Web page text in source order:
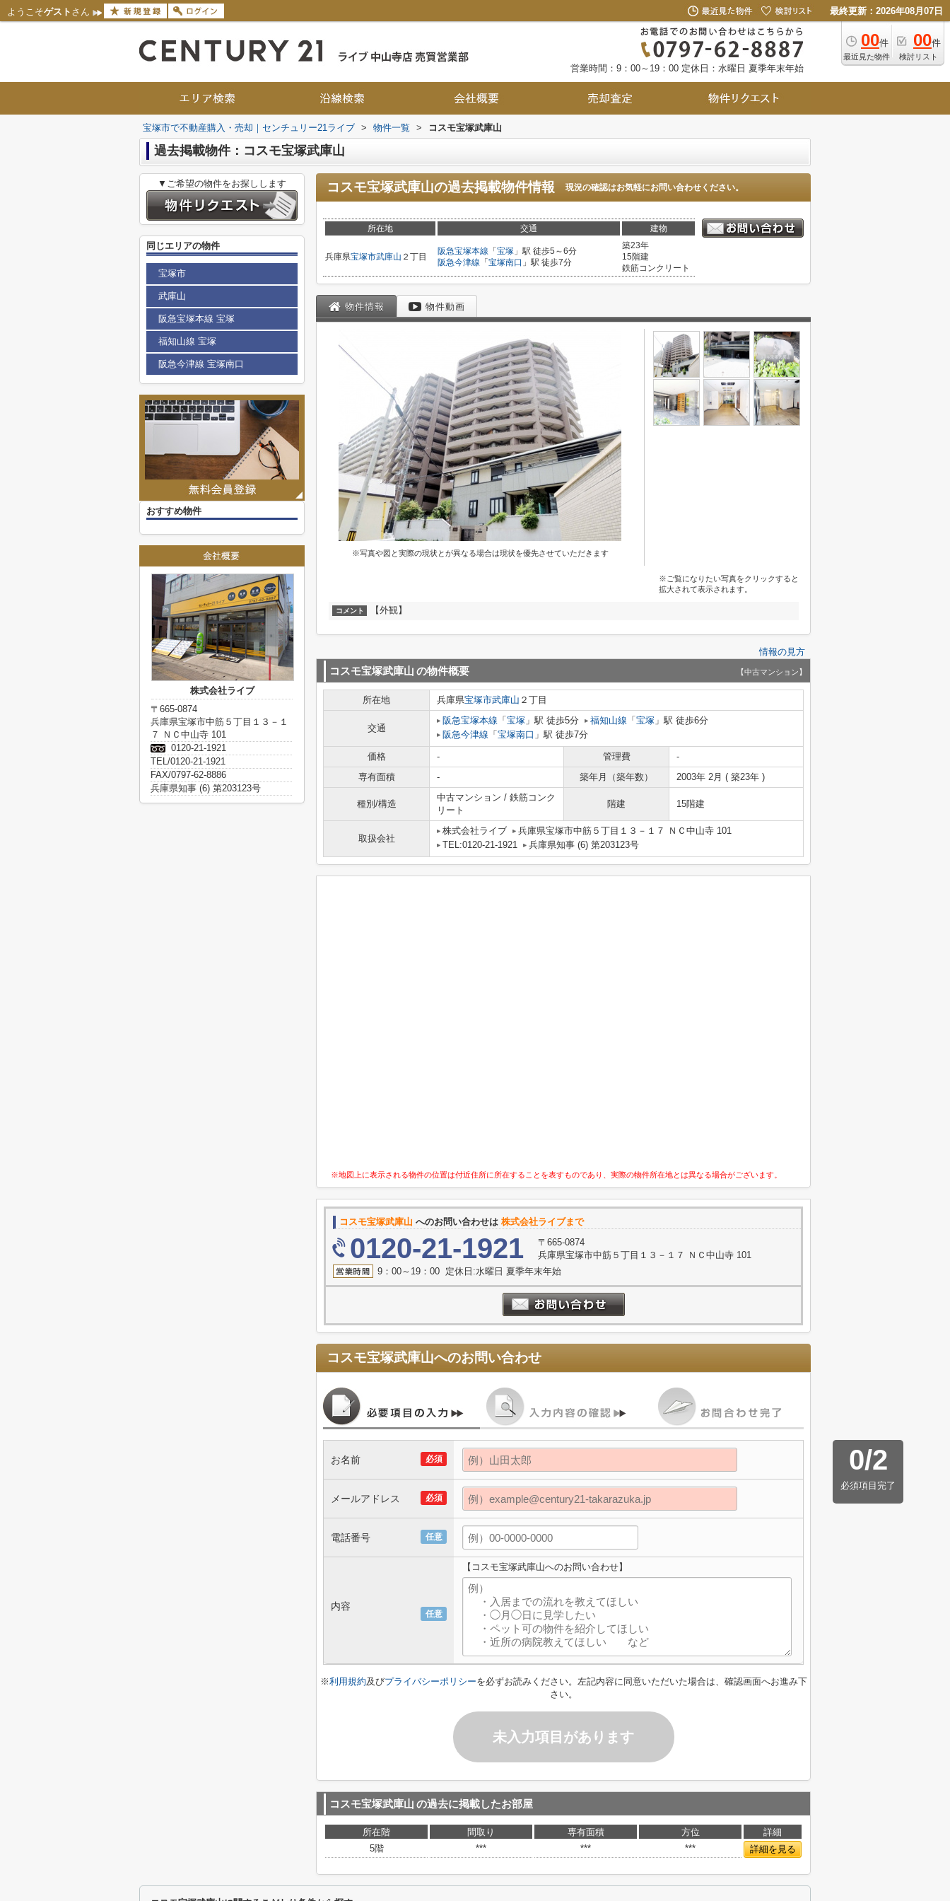
ようこそゲスト さん 最終更新：2026年08月07日
00件
最近見た物件
00件
検討リスト
営業時間：9：00～19：00 定休日：水曜日 夏季年末年始
宝塚市で不動産購入・売却｜センチュリー21ライブ > 物件一覧 > コスモ宝塚武庫山
過去掲載物件：コスモ宝塚武庫山
コスモ宝塚武庫山の過去掲載物件情報 現況の確認はお気軽にお問い合わせください。
所在地 交通 建物
兵庫県宝塚市武庫山 ２丁目
阪急宝塚本線 「 宝塚 」駅 徒歩5～6分
阪急今津線 「 宝塚南口 」駅 徒歩7分
築23年
15階建
鉄筋コンクリート
物件情報 物件動画
※写真や図と実際の現状とが異なる場合は現状を優先させていただきます
※ご覧になりたい写真をクリックすると
拡大されて表示されます。
コメント 【外観】
情報の見方
コスモ宝塚武庫山 の物件概要 【中古マンション】
所在地 兵庫県宝塚市武庫山 ２丁目
交通
阪急宝塚本線 「 宝塚 」駅 徒歩5分 福知山線 「 宝塚 」駅 徒歩6分
阪急今津線 「 宝塚南口 」駅 徒歩7分
価格 - 管理費
-
専有面積
- 築年月（築年数） 2003年 2月 ( 築23年 )
種別/構造
中古マンション / 鉄筋コンク
リート
階建 15階建
取扱会社
株式会社ライブ
兵庫県宝塚市中筋５丁目１３－１７ ＮＣ中山寺 101
TEL:0120-21-1921
兵庫県知事 (6) 第203123号
※地図上に表示される物件の位置は付近住所に所在することを表すものであり、実際の物件所在地とは異なる場合がございます。
コスモ宝塚武庫山 へのお問い合わせは 株式会社ライブまで
0120-21-1921
〒665-0874
兵庫県宝塚市中筋５丁目１３－１７ ＮＣ中山寺 101
9：00～19：00 定休日:水曜日 夏季年末年始
コスモ宝塚武庫山へのお問い合わせ
0/2
必須項目完了
必須
お名前
必須
メールアドレス
任意
電話番号
任意
内容
【コスモ宝塚武庫山へのお問い合わせ】
※利用規約及びプライバシーポリシーを必ずお読みください。左記内容に同意いただいた場合は、確認画面へお進み下
さい。
未入力項目があります
コスモ宝塚武庫山 の過去に掲載したお部屋
所在階 間取り 専有面積 方位
詳細
5階
*** *** *** 詳細を見る
▼ご希望の物件をお探しします
同じエリアの物件
宝塚市
武庫山
阪急宝塚本線 宝塚
福知山線 宝塚
阪急今津線 宝塚南口
おすすめ物件
株式会社ライブ
〒665-0874
兵庫県宝塚市中筋５丁目１３－１
７ ＮＣ中山寺 101
0120-21-1921
TEL/0120-21-1921
FAX/0797-62-8886
兵庫県知事 (6) 第203123号